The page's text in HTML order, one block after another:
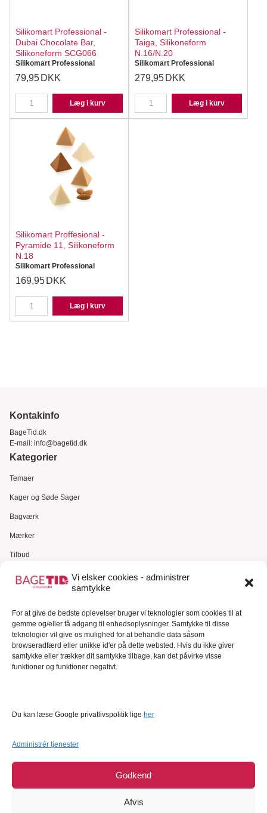
Vi elsker cookies - administrer
samtykke
For at give de bedste oplevelser bruger vi teknologier som cookies til at
gemme og/eller få adgang til enhedsoplysninger. Samtykke til disse
teknologier vil give os mulighed for at behandle data såsom
browseradfærd eller unikke id'er på dette websted. Hvis du ikke giver
samtykke eller trækker dit samtykke tilbage, kan det påvirke visse
funktioner og funktioner negativt.
Du kan læse Google privatlivspolitik lige her
Administrér tjenester
Godkend
Afvis
Silikomart Professional -
Dubai Chocolate Bar,
Silikoneform SCG066
Silikomart Professional
79,95 DKK
Læg i kurv
Silikomart Professional -
Taiga, Silikoneform
N.16/N.20
Silikomart Professional
279,95 DKK
Læg i kurv
Silikomart Proffesional -
Pyramide 11, Silikoneform
N.18
Silikomart Professional
169,95 DKK
Læg i kurv
Kontakinfo
BageTid.dk
E-mail: info@bagetid.dk
Kategorier
Temaer
Kager og Søde Sager
Bagværk
Mærker
Tilbud
Gavekort
Kundeservice
Kundeservice
FAQ – Ofte stillede spørgsmål
Om Bagetid.dk
Se Fødevarestyrelsens smiley-rapporter